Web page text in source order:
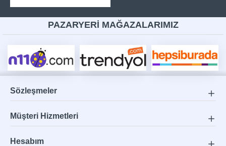
PAZARYERİ MAĞAZALARIMIZ
Sözleşmeler
Müşteri Hizmetleri
Hesabım